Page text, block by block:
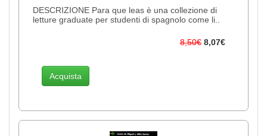
DESCRIZIONE Para que leas è una collezione di
letture graduate per studenti di spagnolo come li..
8,50€ 8,07€
Acquista